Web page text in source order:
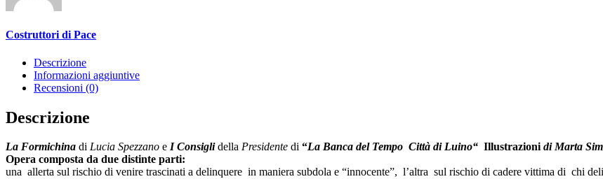
Costruttori di Pace
Descrizione
Informazioni aggiuntive
Recensioni (0)
Descrizione
La Formichina di Lucia Spezzano e I Consiglidella Presidente di “La Banca del Tempo Città di Luino“ Illustrazionidi Marta
Opera composta da due distinte parti:
una allerta sul rischio di venire trascinati a delinquere in maniera subdola e “innocente”, l’altra sul rischio di cadere vittima